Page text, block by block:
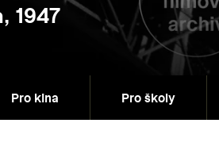
1947
Pro kina Pro školy